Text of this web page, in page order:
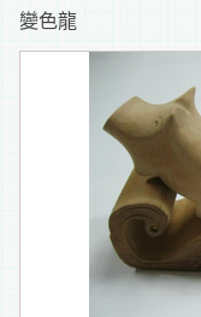
變色龍